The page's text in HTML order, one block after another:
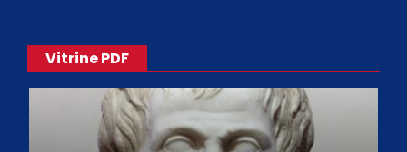
Vitrine PDF